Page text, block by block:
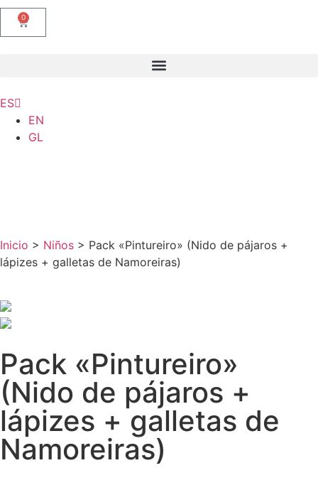
0
ES
EN
GL
Inicio > Niños > Pack «Pintureiro» (Nido de pájaros +
lápizes + galletas de Namoreiras)
Pack «Pintureiro»
(Nido de pájaros +
lápizes + galletas de
Namoreiras)